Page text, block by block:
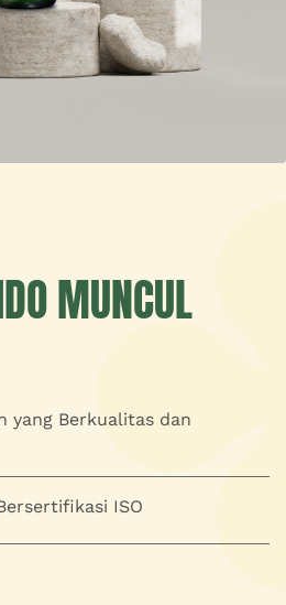
MUNCUL
yang Berkualitas dan
ISO